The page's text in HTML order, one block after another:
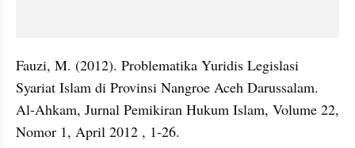
Fauzi, M. (2012). Problematika Yuridis Legislasi
Syariat Islam di Provinsi Nangroe Aceh Darussalam.
Al-Ahkam, Jurnal Pemikiran Hukum Islam, Volume 22,
Nomor 1, April 2012 , 1-26.